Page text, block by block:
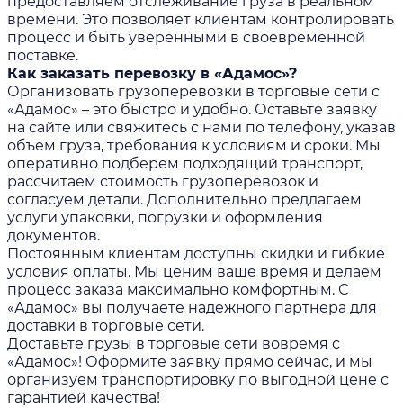
времени. Это позволяет клиентам контролировать
процесс и быть уверенными в своевременной
поставке.
Как заказать перевозку в «Адамос»?
Организовать грузоперевозки в торговые сети с
«Адамос» – это быстро и удобно. Оставьте заявку
на сайте или свяжитесь с нами по телефону, указав
объем груза, требования к условиям и сроки. Мы
оперативно подберем подходящий транспорт,
рассчитаем стоимость грузоперевозок и
согласуем детали. Дополнительно предлагаем
услуги упаковки, погрузки и оформления
документов.
Постоянным клиентам доступны скидки и гибкие
условия оплаты. Мы ценим ваше время и делаем
процесс заказа максимально комфортным. С
«Адамос» вы получаете надежного партнера для
доставки в торговые сети.
Доставьте грузы в торговые сети вовремя с
«Адамос»! Оформите заявку прямо сейчас, и мы
организуем транспортировку по выгодной цене с
гарантией качества!